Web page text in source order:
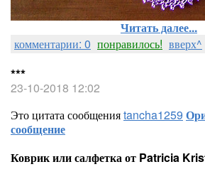
Читать далее...
комментарии: 0 понравилось! вверх^
***
23-10-2018 12:02
Это цитата сообщенияtancha1259
сообщение
Коврик или салфетка от Patricia